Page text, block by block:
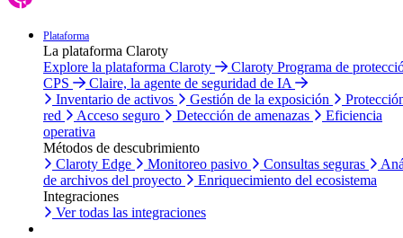
Plataforma
La plataforma Claroty
Explore la plataforma Claroty
Claroty Programa de
CPS
Claire, la agente de seguridad de IA
Inventario de activos
Gestión de la exposición
red
Acceso seguro Detección de amenazas
Eficiencia
operativa
Métodos de descubrimiento
Claroty Edge
Monitoreo pasivo Consultas seguras
de archivos del proyecto
Enriquecimiento del ecosistema
Integraciones
Ver todas las integraciones